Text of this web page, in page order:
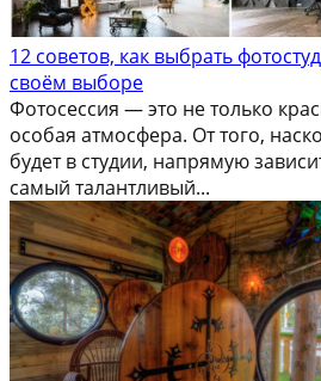
12 советов, как выбрать
своём выборе
Фотосессия — это не только
особая атмосфера. От того,
будет в студии, напрямую
самый талантливый...